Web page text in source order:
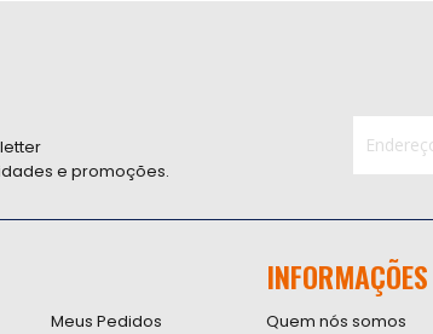
e promoções.
nossa
Newsletter:
Meus Pedidos
INFORMAÇÕES
Quem nós somos